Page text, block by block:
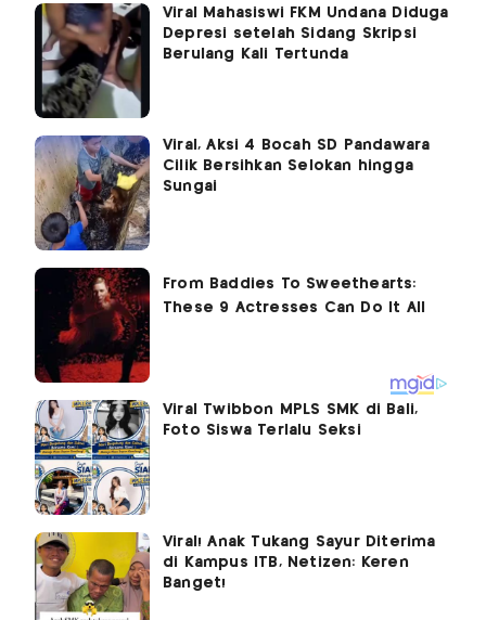
Viral Mahasiswi FKM Undana Diduga
Depresi setelah Sidang Skripsi
Berulang Kali Tertunda
Viral, Aksi 4 Bocah SD Pandawara
Cilik Bersihkan Selokan hingga
Sungai
Viral Twibbon MPLS SMK di Bali,
Foto Siswa Terlalu Seksi
Viral! Anak Tukang Sayur Diterima
di Kampus ITB, Netizen: Keren
Banget!